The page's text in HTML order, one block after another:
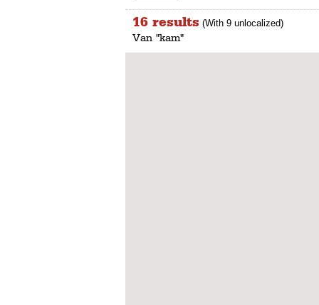
16 results (With 9 unlocalized)
Van "kam"